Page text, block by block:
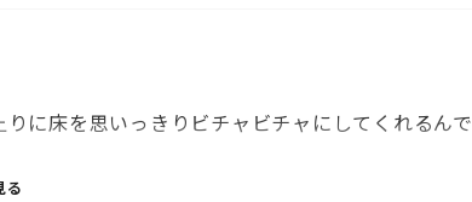
に床を思いっきりビチャビチャにしてくれるんで
る